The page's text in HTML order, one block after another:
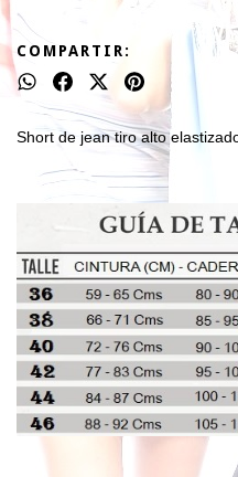
COMPARTIR:
Short de jean tiro alto